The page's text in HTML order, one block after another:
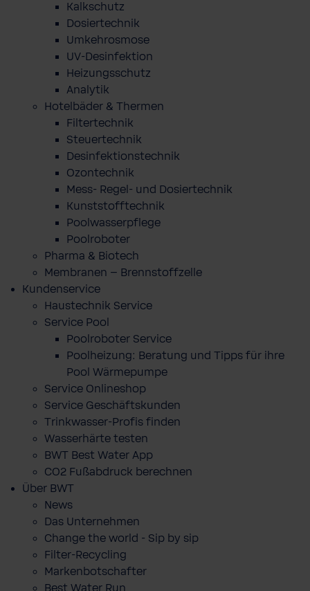
Kalkschutz
Dosiertechnik
Umkehrosmose
UV-Desinfektion
Heizungsschutz
Analytik
Hotelbäder & Thermen
Filtertechnik
Steuertechnik
Desinfektionstechnik
Ozontechnik
Mess- Regel- und Dosiertechnik
Kunststofftechnik
Poolwasserpflege
Poolroboter
Pharma & Biotech
Membranen – Brennstoffzelle
Kundenservice
Haustechnik Service
Service Pool
Poolroboter Service
Poolheizung: Beratung und Tipps für ihre
Pool Wärmepumpe
Service Onlineshop
Service Geschäftskunden
Trinkwasser-Profis finden
Wasserhärte testen
BWT Best Water App
CO2 Fußabdruck berechnen
Über BWT
News
Das Unternehmen
Change the world - Sip by sip
Filter-Recycling
Markenbotschafter
Best Water Run